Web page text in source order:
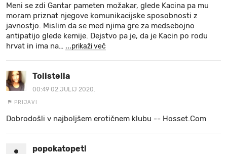
Meni se zdi Gantar pameten možakar, glede Kacina pa mu
moram priznat njegove komunikacijske sposobnosti z
javnostjo. Mislim da se med njima gre za medsebojno
antipatijo glede kemije. Dejstvo pa je, da je Kacin po rodu
hrvat in ima na… ...prikaži več
Tolistella
00:49 02.JULIJ 2020.
PRIJAVI
Dobrodošli v najboljšem erotičnem klubu -- H︆︆︆︆o︆︆s︆︆s︆︆︆︆et︆︆︆︆.︆︆︆︆C︆︆o︆︆m
popokatopetl